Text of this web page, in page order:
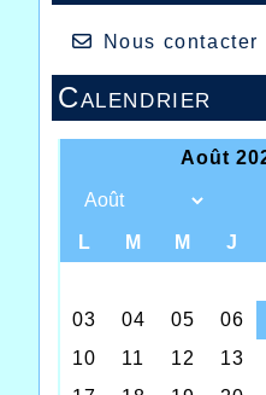
Meeting Abeilles /
Régionaux /
Nous contacter
Calendrier